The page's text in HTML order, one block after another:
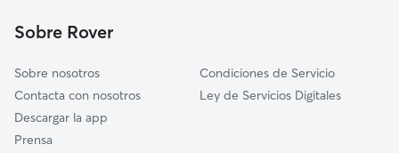
Laukiz
Sobre Rover
Sobre nosotros
Contacta con nosotros
Descargar la app
Prensa
Condiciones de Servicio
Ley de Servicios Digitales